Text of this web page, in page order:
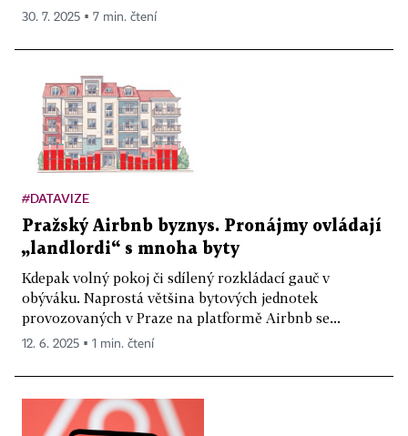
30. 7. 2025 ▪ 7 min. čtení
#DATAVIZE
Pražský Airbnb byznys. Pronájmy ovládají
„landlordi“ s mnoha byty
Kdepak volný pokoj či sdílený rozkládací gauč v
obýváku. Naprostá většina bytových jednotek
provozovaných v Praze na platformě Airbnb se...
12. 6. 2025 ▪ 1 min. čtení